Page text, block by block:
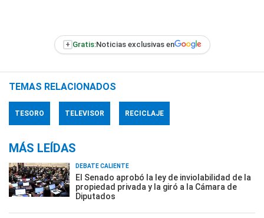
+ Gratis:Noticias exclusivas en
TEMAS RELACIONADOS
TESORO TELEVISOR RECICLAJE
MÁS LEÍDAS
DEBATE CALIENTE
El Senado aprobó la ley de inviolabilidad de la
propiedad privada y la giró a la Cámara de
Diputados